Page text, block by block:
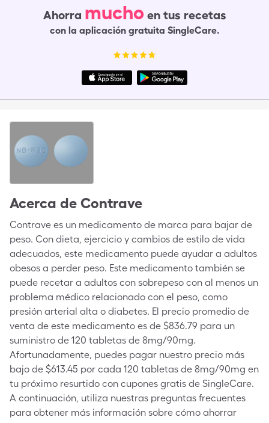
Ahorra mucho en tus recetas
con la aplicación gratuita SingleCare.
Acerca de Contrave
Contrave es un medicamento de marca para bajar de
peso. Con dieta, ejercicio y cambios de estilo de vida
adecuados, este medicamento puede ayudar a adultos
obesos a perder peso. Este medicamento también se
puede recetar a adultos con sobrepeso con al menos un
problema médico relacionado con el peso, como
presión arterial alta o diabetes. El precio promedio de
venta de este medicamento es de $836.79 para un
suministro de 120 tabletas de 8mg/90mg.
Afortunadamente, puedes pagar nuestro precio más
bajo de $613.45 por cada 120 tabletas de 8mg/90mg en
tu próximo resurtido con cupones gratis de SingleCare.
A continuación, utiliza nuestras preguntas frecuentes
para obtener más información sobre cómo ahorrar